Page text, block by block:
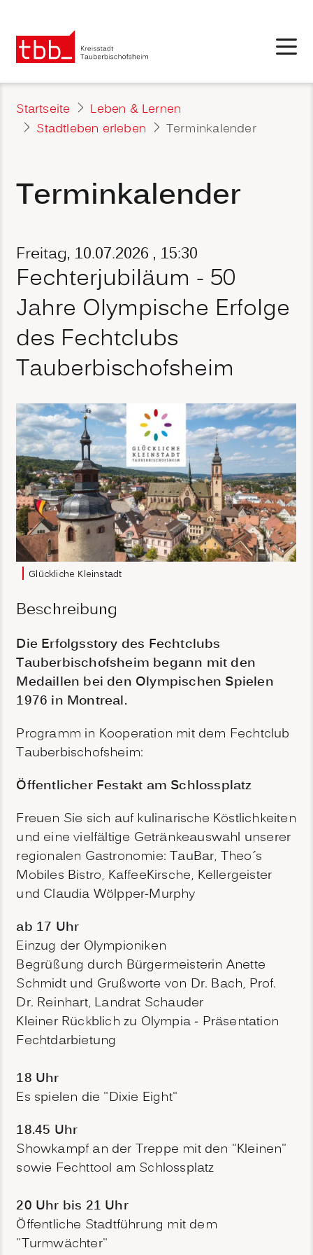
Startseite
Leben & Lernen
Stadtleben erleben
Terminkalender
Terminkalender
Freitag, 10.07.2026 , 15:30
Fechterjubiläum - 50
Jahre Olympische Erfolge
des Fechtclubs
Tauberbischofsheim
Glückliche Kleinstadt
Beschreibung
Die Erfolgsstory des Fechtclubs
Tauberbischofsheim begann mit den
Medaillen bei den Olympischen Spielen
1976 in Montreal.
Programm in Kooperation mit dem Fechtclub
Tauberbischofsheim:
Öffentlicher Festakt am Schlossplatz
Freuen Sie sich auf kulinarische Köstlichkeiten
und eine vielfältige Getränkeauswahl unserer
regionalen Gastronomie: TauBar, Theo´s
Mobiles Bistro, KaffeeKirsche, Kellergeister
und Claudia Wölpper-Murphy
ab 17 Uhr
Einzug der Olympioniken
Begrüßung durch Bürgermeisterin Anette
Schmidt und Grußworte von Dr. Bach, Prof.
Dr. Reinhart, Landrat Schauder
Kleiner Rückblich zu Olympia - Präsentation
Fechtdarbietung
18 Uhr
Es spielen die "Dixie Eight"
18.45 Uhr
Showkampf an der Treppe mit den "Kleinen"
sowie Fechttool am Schlossplatz
20 Uhr bis 21 Uhr
Öffentliche Stadtführung mit dem
"Turmwächter"